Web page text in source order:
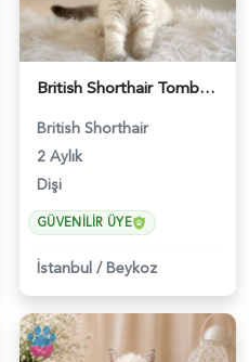
British Shorthair Tombul Yanak Prenses Yuva Arıyor - 5152
British Shorthair
2 Aylık
Dişi
GÜVENILIR ÜYE
İstanbul /Beykoz